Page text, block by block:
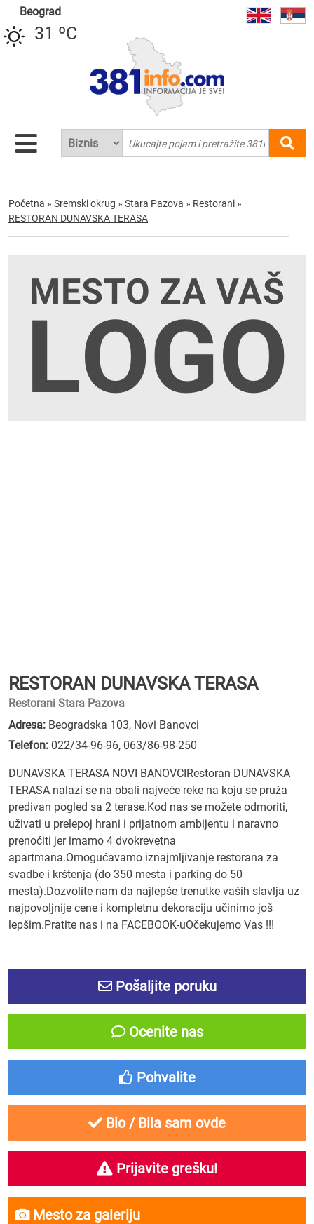
Beograd
31 ºC
Početna » Sremski okrug » Stara Pazova » Restorani »
RESTORAN DUNAVSKA TERASA
RESTORAN DUNAVSKA TERASA
Restorani Stara Pazova
Adresa: Beogradska 103, Novi Banovci
Telefon: 022/34-96-96, 063/86-98-250
DUNAVSKA TERASA NOVI BANOVCIRestoran DUNAVSKA
TERASA nalazi se na obali najveće reke na koju se pruža
predivan pogled sa 2 terase.Kod nas se možete odmoriti,
uživati u prelepoj hrani i prijatnom ambijentu i naravno
prenoćiti jer imamo 4 dvokrevetna
apartmana.Omogućavamo iznajmljivanje restorana za
svadbe i krštenja (do 350 mesta i parking do 50
mesta).Dozvolite nam da najlepše trenutke vaših slavlja uz
najpovoljnije cene i kompletnu dekoraciju učinimo još
lepšim.Pratite nas i na FACEBOOK-uOčekujemo Vas !!!
Pošaljite poruku
Ocenite nas
Pohvalite
Bio / Bila sam ovde
Prijavite grešku!
Mesto za galeriju